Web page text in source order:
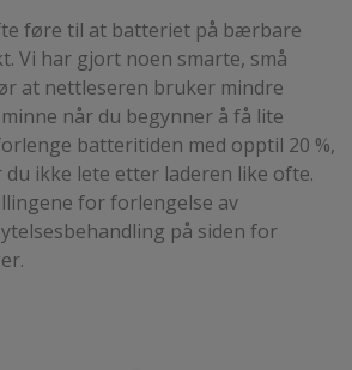
føre til at batteriet på bærbare
Vi har gjort noen smarte, små
at nettleseren bruker mindre
når du begynner å få lite
batteritiden med opptil 20 %,
ikke lete etter laderen like ofte.
for forlengelse av
på siden for